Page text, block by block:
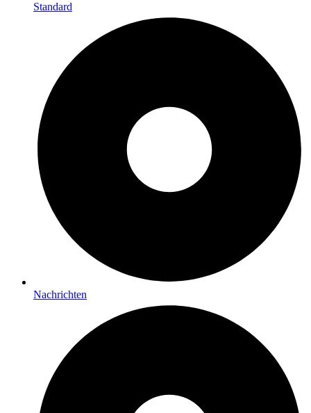
Standard
Nachrichten